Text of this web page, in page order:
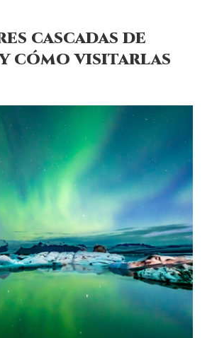
cascadas de
cómo visitarlas